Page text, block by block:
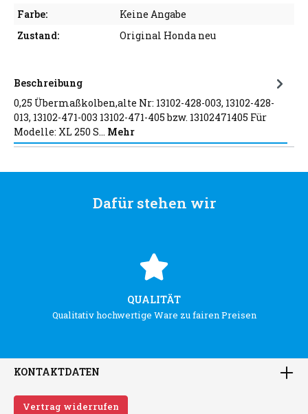
Farbe:
Keine Angabe
Zustand:
Original Honda neu
Beschreibung
0,25 Übermaßkolben,alte Nr: 13102-428-003, 13102-428-
013, 13102-471-003 13102-471-405 bzw. 13102471405 Für
Modelle: XL 250 S… Mehr
Dafür stehen wir
QUALITÄT
Qualitativ hochwertige Ware zu fairen Preisen
KONTAKTDATEN
Vertrag widerrufen